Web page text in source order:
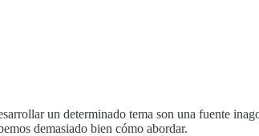
un determinado tema son una fuente
demasiado bien cómo abordar.